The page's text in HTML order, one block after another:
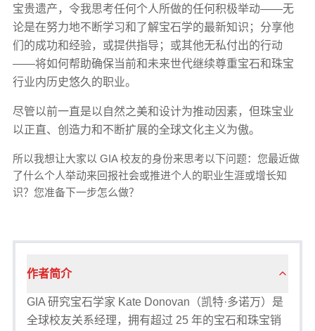
宝贵遗产，令我思考任何个人所做的任何积极举动——无
论是在努力地不断学习和了解宝石学的最新知识；分享他
们的成功和经验，或提供指导；或其他无私付出的行动
——将如何帮助确保当前和未来世代继续尊重宝石和珠宝
行业内历史悠久的职业。
尽管以前一直是以自然之美和设计为推动因素，但珠宝业
以正直、创造力和不断扩展的全球文化主义为傲。
所以我想让大家以 GIA 校友的身份来思考以下问题：您最近做
了什么个人举动来回报社会或推进个人的职业生涯或增长知
识？您准备下一步怎么做？
作者简介
GIA 研究宝石学家 Kate Donovan（凯特·多诺万）是
全球校友关系经理，拥有超过 25 年的宝石和珠宝销